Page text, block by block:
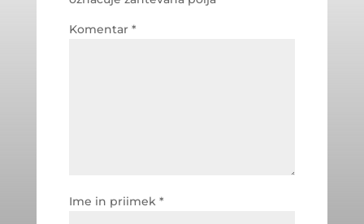
Komentar *
Ime in priimek *